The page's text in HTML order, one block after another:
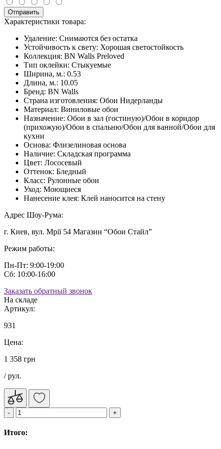
Отправить
Характеристики товара:
Удаление: Снимаются без остатка
Устойчивость к свету: Хорошая светостойкость
Коллекция: BN Walls Preloved
Тип оклейки: Стыкуемые
Ширина, м.: 0.53
Длина, м.: 10.05
Бренд: BN Walls
Страна изготовления: Обои Нидерланды
Материал: Виниловые обои
Назначение: Обои в зал (гостиную)/Обои в коридор
(прихожую)/Обои в спальню/Обои для ванной/Обои для
кухни
Основа: Флизелиновая основа
Наличие: Складская программа
Цвет: Лососевый
Оттенок: Бледный
Класс: Рулонные обои
Уход: Моющиеся
Нанесение клея: Клей наносится на стену
Адрес Шоу-Рума:
г. Киев, вул. Мрії 54 Магазин “Обои Стайл”
Режим работы:
Пн-Пт: 9:00-19:00
Сб: 10:00-16:00
Заказать обратный звонок
На складе
Артикул:
931
Цена:
1 358 грн
/ рул.
Итого: